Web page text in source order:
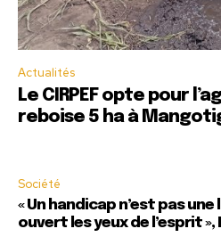
Actualités
Le CIRPEF opte pour
reboise 5 ha à
Société
« Un handicap n’est pas une
ouvert les yeux de l’esprit »,